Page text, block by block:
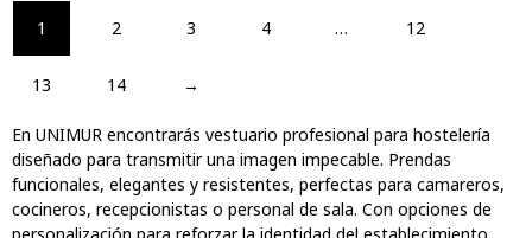
1 2 3 4 … 12
13 14 →
En UNIMUR encontrarás vestuario profesional para hostelería
diseñado para transmitir una imagen impecable. Prendas
funcionales, elegantes y resistentes, perfectas para camareros,
cocineros, recepcionistas o personal de sala. Con opciones de